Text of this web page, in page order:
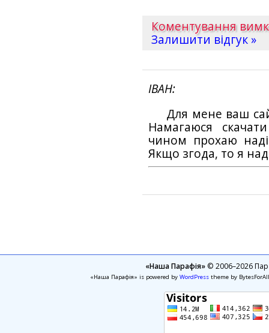
Коментування
Залишити відгук »
ІВАН
Для мене ваш
Намагаюся
чином прохаю
Якщо згода, то я
«Наша Парафія»© 2006–2026
«Наша Парафія» is powered by WordPresstheme by